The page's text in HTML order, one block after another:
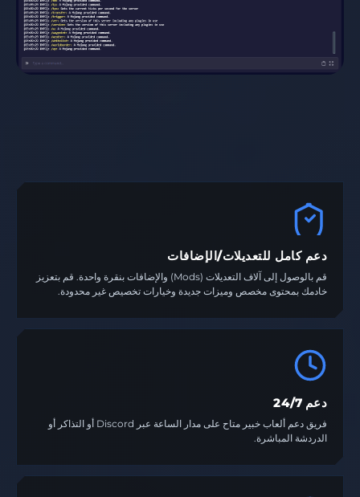
دعم كامل للتعديلات/الإضافات
قم بالوصول إلى آلاف التعديلات (Mods) والإضافات بنقرة واحدة. قم بتعزيز
خادمك بمحتوى مخصص وميزات جديدة وخيارات تخصيص غير محدودة.
دعم 24/7
فريق دعم ألعاب خبير متاح على مدار الساعة عبر Discord أو التذاكر أو
الدردشة المباشرة.